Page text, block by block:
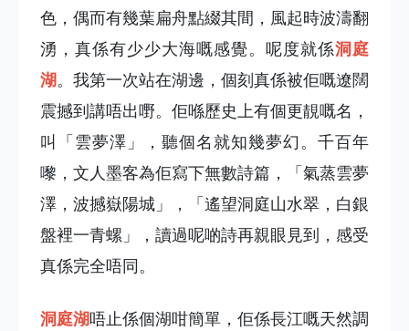
色，偶而有幾葉扁舟點綴其間，風起時波濤翻
湧，真係有少少大海嘅感覺。呢度就係洞庭
湖。我第一次站在湖邊，個刻真係被佢嘅遼闊
震撼到講唔出嘢。佢喺歷史上有個更靚嘅名，
叫「雲夢澤」，聽個名就知幾夢幻。千百年
嚟，文人墨客為佢寫下無數詩篇，「氣蒸雲夢
澤，波撼嶽陽城」，「遙望洞庭山水翠，白銀
盤裡一青螺」，讀過呢啲詩再親眼見到，感受
真係完全唔同。
洞庭湖唔止係個湖咁簡單，佢係長江嘅天然調